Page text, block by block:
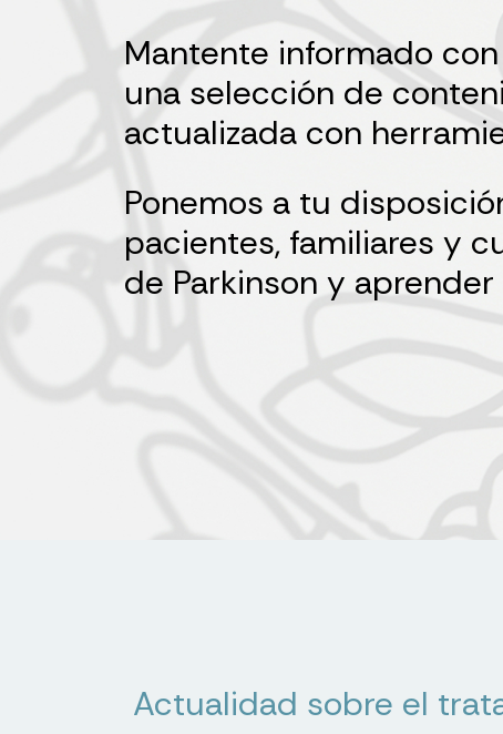
Mantente informado
una selección de
actualizada con
Ponemos a tu
pacientes, familiares y
de Parkinson y
Actualidad sobre el